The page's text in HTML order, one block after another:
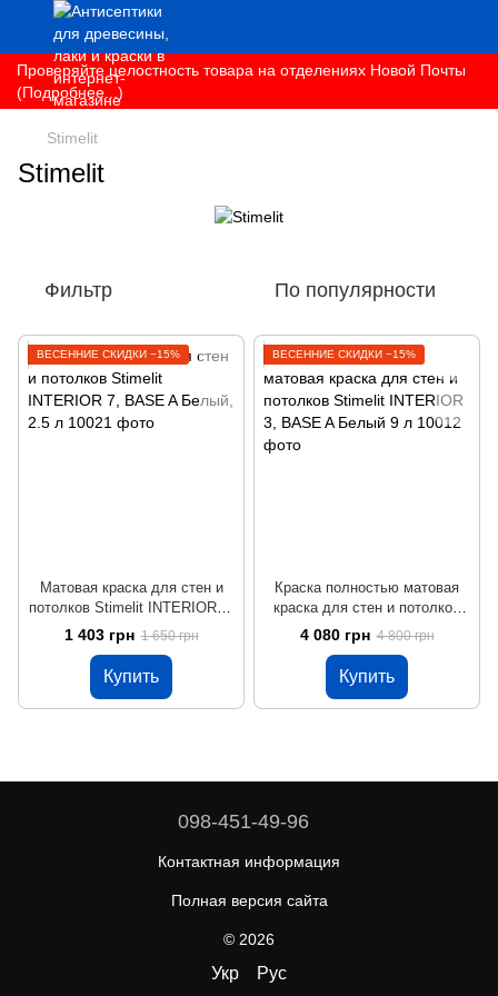
Проверяйте целостность товара на отделениях Новой Почты
(Подробнее...)
Stimelit
Stimelit
Фильтр По популярности
ВЕСЕННИЕ СКИДКИ −15%
Матовая краска для стен и
потолков Stimelit INTERIOR 7,
BASE A Белый, 2.5 л
1 403 грн 1 650 грн
Купить
ВЕСЕННИЕ СКИДКИ −15%
Краска полностью матовая
краска для стен и потолков
Stimelit INTERIOR 3, BASE A
Белый 9 л
4 080 грн 4 800 грн
Купить
098-451-49-96
Контактная информация
Полная версия сайта
© 2026
Укр Рус